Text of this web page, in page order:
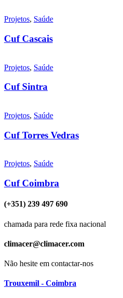
Projetos, Saúde
Cuf Cascais
Projetos, Saúde
Cuf Sintra
Projetos, Saúde
Cuf Torres Vedras
Projetos, Saúde
Cuf Coimbra
(+351) 239 497 690
chamada para rede fixa nacional
climacer@climacer.com
Não hesite em contactar-nos
Trouxemil - Coimbra